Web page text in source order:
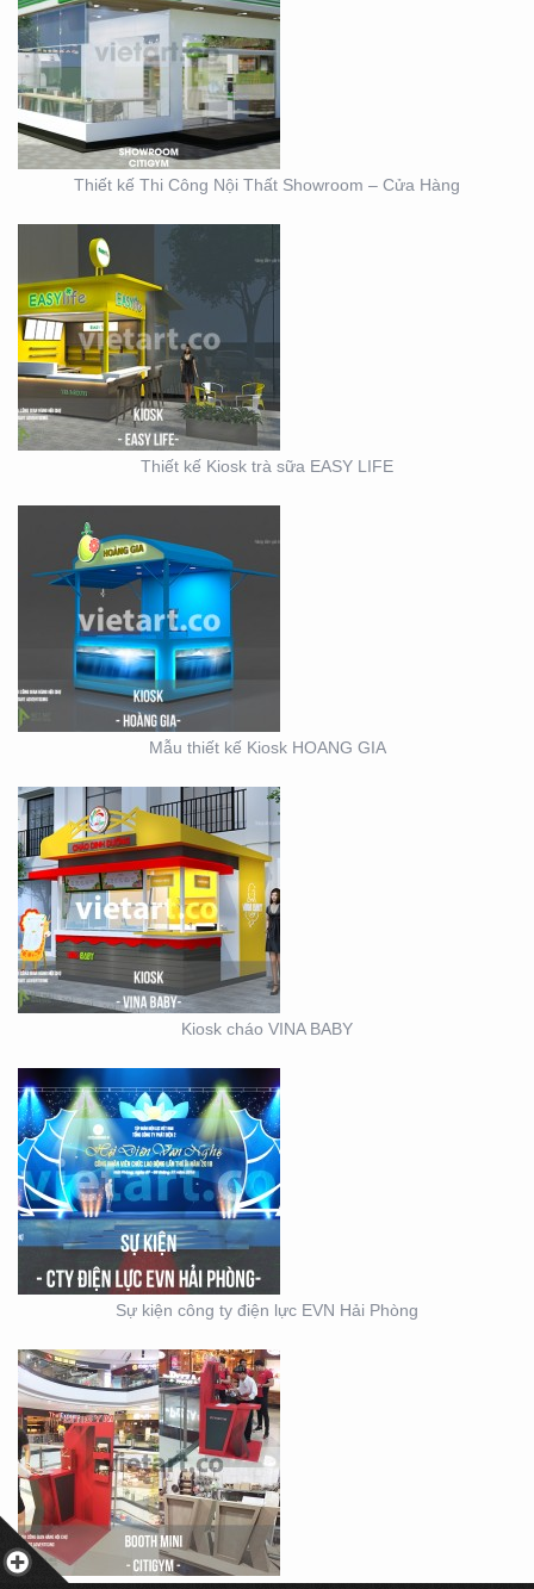
Thiết kế Thi Công Nội Thất Showroom – Cửa Hàng
THIẾT KẾ KIOSK TRÀ
SỮA EASY LIFE
Thiết kế Kiosk trà sữa EASY LIFE
MẪU THIẾT KẾ KIOSK
HOANG GIA
Mẫu thiết kế Kiosk HOANG GIA
KIOSK CHÁO VINA BABY
Kiosk cháo VINA BABY
SỰ KIỆN CÔNG TY ĐIỆN
LỰC EVN HẢI PHÒNG
Sự kiện công ty điện lực EVN Hải Phòng
BOOTH BÁN HÀNG MINI
– THIẾT KẾ SẢN XUẤT
MẪU BOOTH CITIGYM –
THIẾT KẾ THI CÔNG
MẪU GIAN KITCHEN
KONCEPT